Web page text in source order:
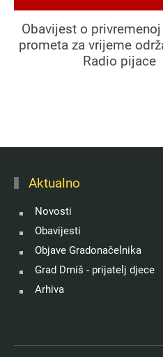
Obavijest o
prometa za vrijeme
Radio pijace
Aktualno
Novosti
Obavijesti
Objave Gradonačelnika
Grad Drniš - prijatelj djece
Arhiva